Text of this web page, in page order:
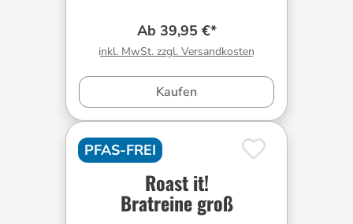
Ab 39,95 €*
inkl. MwSt. zzgl. Versandkosten
Kaufen
PFAS-FREI
Roast it!
Bratreine groß